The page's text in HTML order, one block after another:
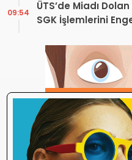
ÜTS’de Miadı
SGK İşlemlerini
09:54